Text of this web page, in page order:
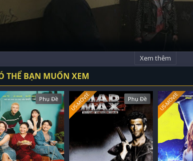
Xem thêm
THỂ BẠN MUỐN XEM
Phụ Đề Phụ Đề
US-MOVIE US-MOVIE